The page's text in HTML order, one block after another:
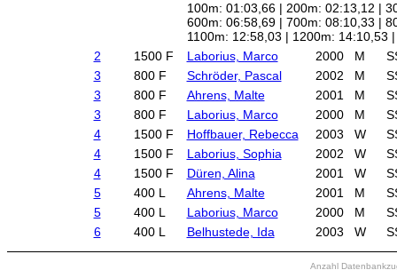
100m: 01:03,66 | 200m: 02:13,12 |
600m: 06:58,69 | 700m: 08:10,33 |
1100m: 12:58,03 | 1200m:
2
1500 F Laborius, Marco 2000 M
3
800 F Schröder, Pascal 2002 M
3
800 F Ahrens, Malte 2001 M
3
800 F Laborius, Marco 2000 M
4
1500 F Hoffbauer, Rebecca 2003 W
4
1500 F Laborius, Sophia 2002 W
4
1500 F Düren, Alina 2001 W
5
400 L Ahrens, Malte 2001 M
5
400 L Laborius, Marco 2000 M
6
400 L Belhustede, Ida 2003 W
Anzahl